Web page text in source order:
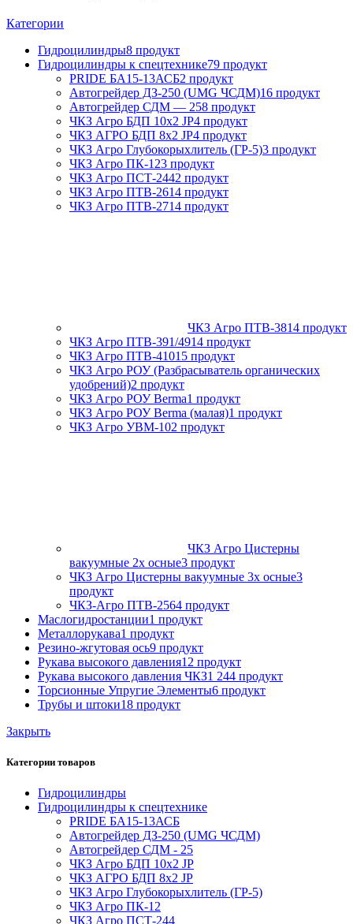
Категории
Гидроцилиндры8 продукт
Гидроцилиндры к спецтехнике79 продукт
PRIDE БА15-13АСБ2 продукт
Автогрейдер ДЗ-250 (UMG ЧСДМ)16 продукт
Автогрейдер СДМ — 258 продукт
ЧКЗ Агро БДП 10х2 JP4 продукт
ЧКЗ АГРО БДП 8х2 JP4 продукт
ЧКЗ Агро Глубокорыхлитель (ГР-5)3 продукт
ЧКЗ Агро ПК-123 продукт
ЧКЗ Агро ПСТ-2442 продукт
ЧКЗ Агро ПТВ-2614 продукт
ЧКЗ Агро ПТВ-2714 продукт
ЧКЗ Агро ПТВ-3814 продукт
ЧКЗ Агро ПТВ-391/4914 продукт
ЧКЗ Агро ПТВ-4101 5 продукт
ЧКЗ Агро РОУ (Разбрасыватель органических
удобрений)2 продукт
ЧКЗ Агро РОУ Berma1 продукт
ЧКЗ Агро РОУ Berma (малая)1 продукт
ЧКЗ Агро УВМ-102 продукт
ЧКЗ Агро Цистерны
вакуумные 2х осные3 продукт
ЧКЗ Агро Цистерны вакуумные 3х осные3
продукт
ЧКЗ-Агро ПТВ-2564 продукт
Маслогидростанции1 продукт
Металлорукава1 продукт
Резино-жгутовая ось9 продукт
Рукава высокого давления12 продукт
Рукава высокого давления ЧКЗ1 244 продукт
Торсионные Упругие Элементы6 продукт
Трубы и штоки18 продукт
Закрыть
Категории товаров
Гидроцилиндры
Гидроцилиндры к спецтехнике
PRIDE БА15-13АСБ
Автогрейдер ДЗ-250 (UMG ЧСДМ)
Автогрейдер СДМ - 25
ЧКЗ Агро БДП 10х2 JP
ЧКЗ АГРО БДП 8х2 JP
ЧКЗ Агро Глубокорыхлитель (ГР-5)
ЧКЗ Агро ПК-12
ЧКЗ Агро ПСТ-244